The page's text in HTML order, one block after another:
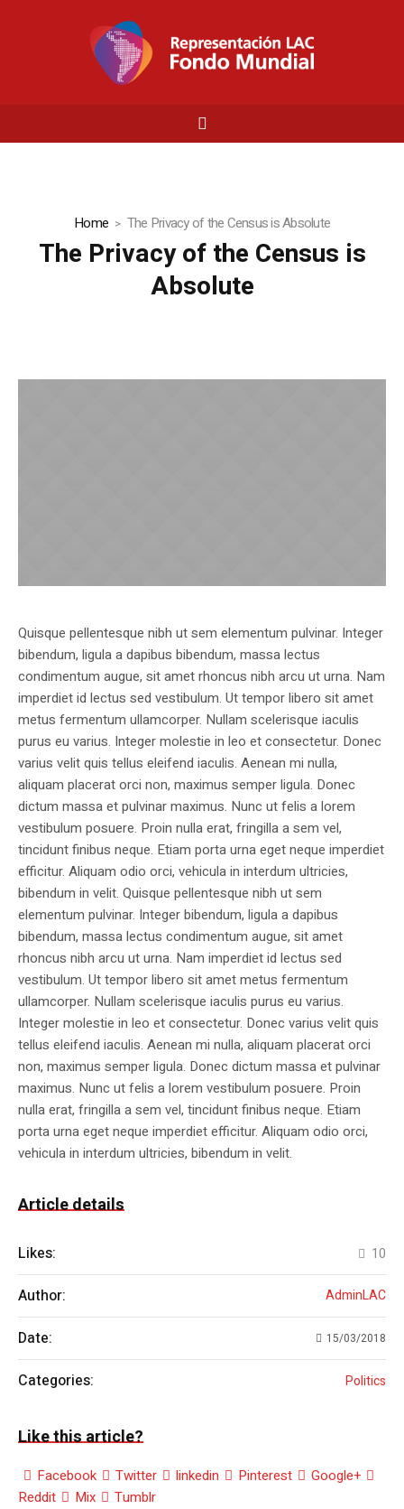
Home The Privacy of the Census is Absolute
The Privacy of the Census is
Absolute
Quisque pellentesque nibh ut sem elementum pulvinar. Integer
bibendum, ligula a dapibus bibendum, massa lectus
condimentum augue, sit amet rhoncus nibh arcu ut urna. Nam
imperdiet id lectus sed vestibulum. Ut tempor libero sit amet
metus fermentum ullamcorper. Nullam scelerisque iaculis
purus eu varius. Integer molestie in leo et consectetur. Donec
varius velit quis tellus eleifend iaculis. Aenean mi nulla,
aliquam placerat orci non, maximus semper ligula. Donec
dictum massa et pulvinar maximus. Nunc ut felis a lorem
vestibulum posuere. Proin nulla erat, fringilla a sem vel,
tincidunt finibus neque. Etiam porta urna eget neque imperdiet
efficitur. Aliquam odio orci, vehicula in interdum ultricies,
bibendum in velit. Quisque pellentesque nibh ut sem
elementum pulvinar. Integer bibendum, ligula a dapibus
bibendum, massa lectus condimentum augue, sit amet
rhoncus nibh arcu ut urna. Nam imperdiet id lectus sed
vestibulum. Ut tempor libero sit amet metus fermentum
ullamcorper. Nullam scelerisque iaculis purus eu varius.
Integer molestie in leo et consectetur. Donec varius velit quis
tellus eleifend iaculis. Aenean mi nulla, aliquam placerat orci
non, maximus semper ligula. Donec dictum massa et pulvinar
maximus. Nunc ut felis a lorem vestibulum posuere. Proin
nulla erat, fringilla a sem vel, tincidunt finibus neque. Etiam
porta urna eget neque imperdiet efficitur. Aliquam odio orci,
vehicula in interdum ultricies, bibendum in velit.
Article details
Likes: 10
Author: AdminLAC
Date: 15/03/2018
Categories: Politics
Like this article?
Facebook Twitter linkedin Pinterest
Google+
Reddit
Mix Tumblr